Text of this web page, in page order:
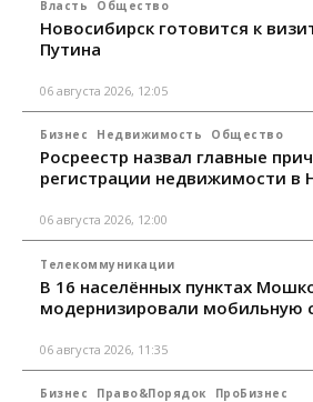
Власть Общество
Новосибирск готовится к
Путина
06 августа 2026, 12:05
Бизнес Недвижимость Общество
Росреестр назвал главные
регистрации недвижимости в
06 августа 2026, 12:00
Телекоммуникации
В 16 населённых пунктах
модернизировали мобильную
06 августа 2026, 11:35
Бизнес Право&Порядок ПроБизнес